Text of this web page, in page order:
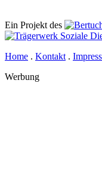
Ein Projekt des
Home . Kontakt .
Werbung